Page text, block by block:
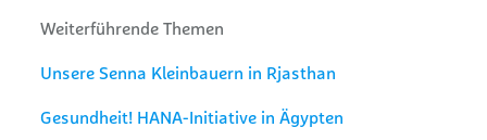
Weiterführende Themen
Unsere Senna Kleinbauern in Rjasthan
Gesundheit! HANA-Initiative in Ägypten